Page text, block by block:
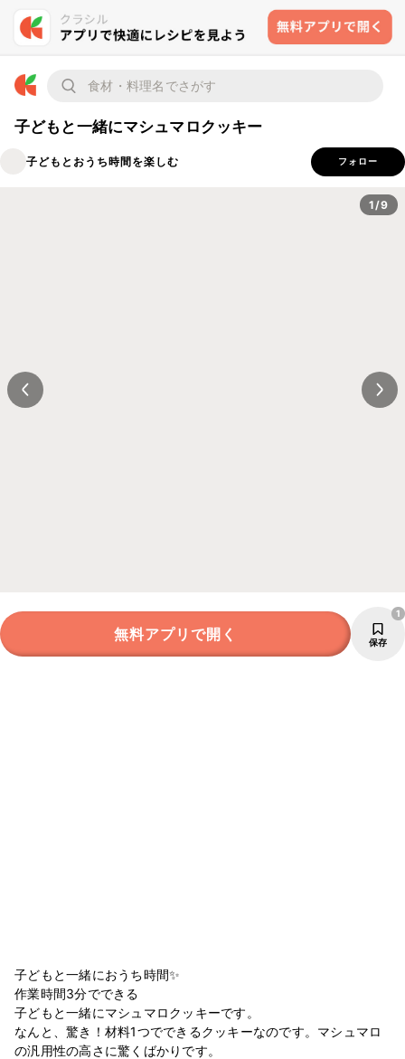
子どもと一緒にマシュマロクッキー
子どもとおうち時間を楽しむ フォロー
1/9
無料アプリで開く 保存
1
子どもと一緒におうち時間✨
作業時間3分でできる
子どもと一緒にマシュマロクッキーです。
なんと、驚き！材料1つでできるクッキーなのです。マシュマロ
の汎用性の高さに驚くばかりです。